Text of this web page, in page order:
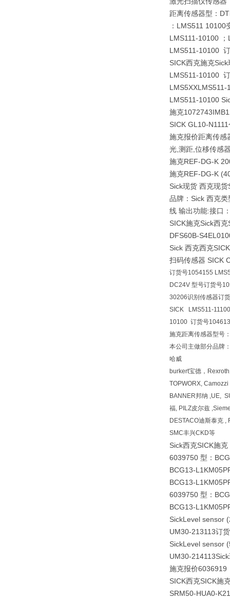
距离传感器型：
：LMS511 10100
LMS111-10100
LMS511-10100
SICK西克施克
LMS511-10100
LMS511-10100
施克1072743
SICK GL10-
施克报价距离传感
光,测距,位移传感
施克REF-DG-K
施克REF-DG-K
Sick现货 西克现
品牌：Sick 西克
线 输出功能:接口
SICK施克Sick西
DFS60B-
Sick 西克西克
扫码传感器 SICK
订货号1054155
DC24V 型号订货号
30206识别传感器订
SICK LMS511-
10100 订货号
施克距离传感器型号
本公司主做部分品牌
哈威
burkert宝德，
TOPWORX,
BANNER邦纳 ,UE,
福, PILZ皮尔兹
DESTACO迪斯泰克
SMC丰兴CKD等
Sick西克SICK施克
6039750 型：
BCG13-
BCG13-
6039750 型：
BCG13-
SickLevel sensor
UM30-213113订
SickLevel sensor
UM30-
施克报价6036919
SICK西克SICK施
SRM50-HUA0-